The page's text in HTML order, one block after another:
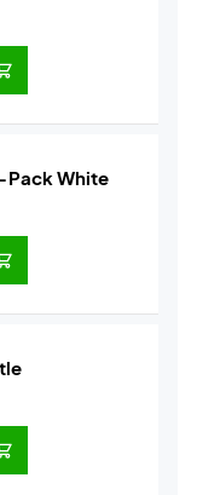
Pack White